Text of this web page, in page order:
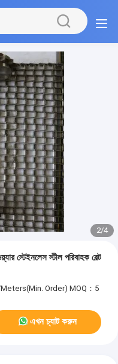
3/4
স্টেইনলেস স্টীল পরিবাহক বেল্ট
Order) MOQ：5
এখন চ্যাট করুন